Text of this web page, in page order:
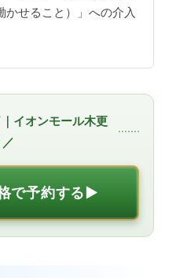
かせること）」への介入
イオンモール木更
で予約する▶︎